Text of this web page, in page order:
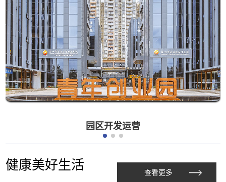
园区开发运营
健康美好生活 查看更多